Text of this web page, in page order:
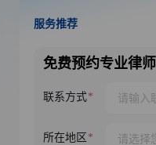
服务推荐
免费预约专业律师
联系方式
所在地区